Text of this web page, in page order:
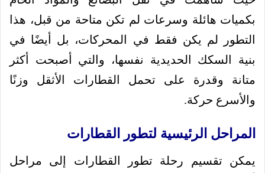
بكميات هائلة وسرعات لم تكن متاحة من قبل، هذا
التطور لم يكن فقط في المحركات، بل أيضًا في
بنية السكك الحديدية نفسها، والتي أصبحت أكثر
متانة وقدرة على تحمل القطارات الأثقل وزنًا
والأسرع حركة.
المراحل الرئيسية لتطور القطارات
يمكن تقسيم رحلة تطور القطارات إلى مراحل